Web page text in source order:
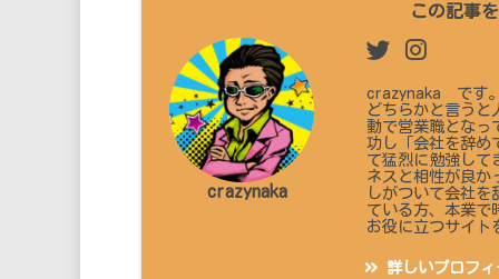
この記事
crazynaka
crazynaka です。
どちらかと言うと
動で営業職となっ
功し「会社を辞め
て猛烈に勉強して
ネスと相性が良か
しがついて会社
ている方、本業で
お役に立つサイト
詳しいプロフ